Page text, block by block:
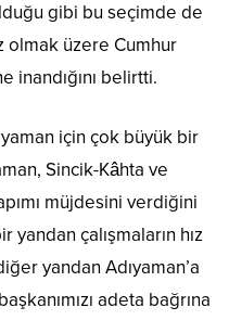
gibi bu seçimde de
olmak üzere Cumhur
inandığını belirtti.
için çok büyük bir
Sincik-Kâhta ve
müjdesini verdiğini
çalışmaların hız
yandan Adıyaman’a
adeta bağrına